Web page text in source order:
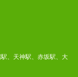
、天神駅、赤坂駅、大